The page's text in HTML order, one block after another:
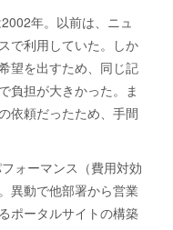
年。以前は、ニュ
で利用していた。しか
望を出すため、同じ記
負担が大きかった。ま
依頼だったため、手間
ォーマンス（費用対効
異動で他部署から営業
ポータルサイトの構築